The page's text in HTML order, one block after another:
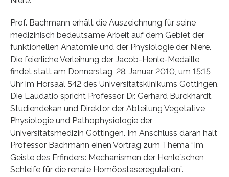
Prof. Bachmann erhält die Auszeichnung für seine
medizinisch bedeutsame Arbeit auf dem Gebiet der
funktionellen Anatomie und der Physiologie der Niere.
Die feierliche Verleihung der Jacob-Henle-Medaille
findet statt am Donnerstag, 28. Januar 2010, um 15:15
Uhr im Hörsaal 542 des Universitätsklinikums Göttingen.
Die Laudatio spricht Professor Dr. Gerhard Burckhardt,
Studiendekan und Direktor der Abteilung Vegetative
Physiologie und Pathophysiologie der
Universitätsmedizin Göttingen. Im Anschluss daran hält
Professor Bachmann einen Vortrag zum Thema “Im
Geiste des Erfinders: Mechanismen der Henle`schen
Schleife für die renale Homöostaseregulation”.